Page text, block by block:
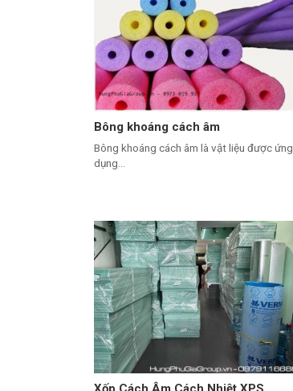
Bông khoáng cách âm
Bông khoáng cách âm là vật liệu được ứng
dụng...